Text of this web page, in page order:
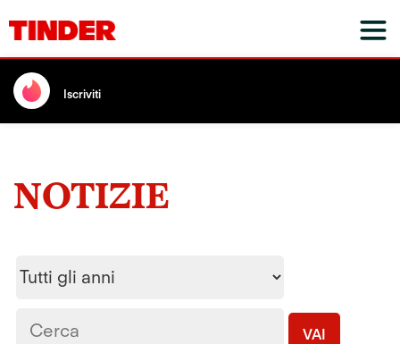
Iscriviti
NOTIZIE
Year
VAI